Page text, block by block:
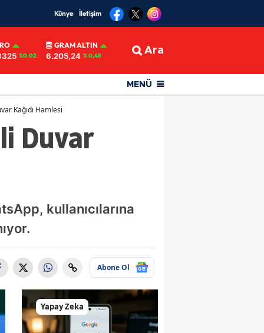
Künye İletişim
%0.02
GRAM ALTIN
6.205,24 % 0,48 Ara
MENÜ
Kağıdı Hamlesi
Duvar
kullanıcılarına
Abone Ol
Yapay Zeka